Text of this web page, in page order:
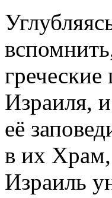
Израиля,
её
в их Храм,
Израиль